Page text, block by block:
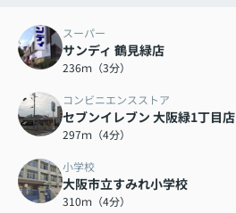
スーパー
サンディ 鶴見緑店
236ｍ（3分）
コンビニエンスストア
セブンイレブン 大阪緑1丁目店
297ｍ（4分）
小学校
大阪市立すみれ小学校
310ｍ（4分）